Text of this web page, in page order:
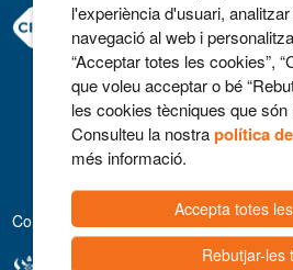
Consorci
Carrer Francesc
08500 Vic
Telèfon 93 702 77
Contacte
Avís legal
Col·laboradors
l'experiència d'usuari,
navegació al web i
“Acceptar totes les cookies”,
que voleu acceptar o bé
les cookies tècniques que
Consulteu la nostrapolítica
més informació.
Accepta totes
Rebutjar-les